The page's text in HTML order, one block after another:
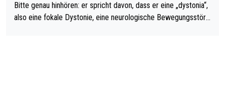
Bitte genau hinhören: er spricht davon, dass er eine „dystonia“,
also eine fokale Dystonie, eine neurologische Bewegungsstöru